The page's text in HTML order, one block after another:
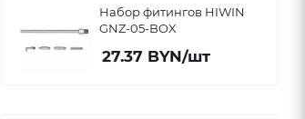
Набор фитингов HIWIN
GNZ-05-BOX
27.37 BYN/шт